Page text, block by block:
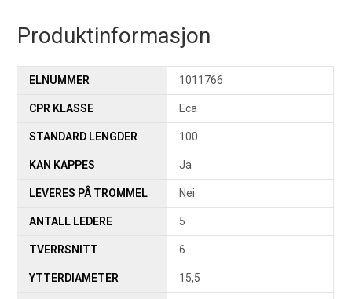
Produktinformasjon
ELNUMMER 1011766
CPR KLASSE Eca
STANDARD LENGDER 100
KAN KAPPES Ja
LEVERES PÅ TROMMEL Nei
ANTALL LEDERE 5
TVERRSNITT 6
YTTERDIAMETER 15,5